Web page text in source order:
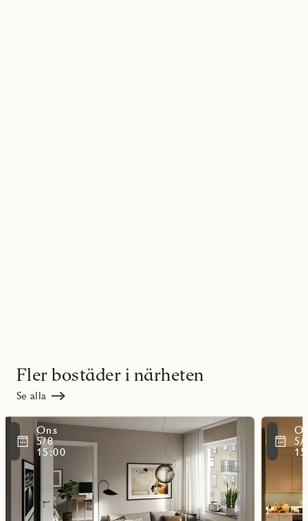
Fler bostäder i närheten
Se alla
Ons
5/8
15:00
Läs
mer
objekt
111101
5/
Läs
mer
om
objekt
111301